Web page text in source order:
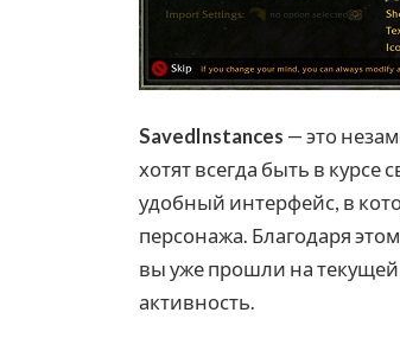
SavedInstances — это
хотят всегда быть в курсе
удобный интерфейс, в
персонажа. Благодаря
вы уже прошли на
активность.